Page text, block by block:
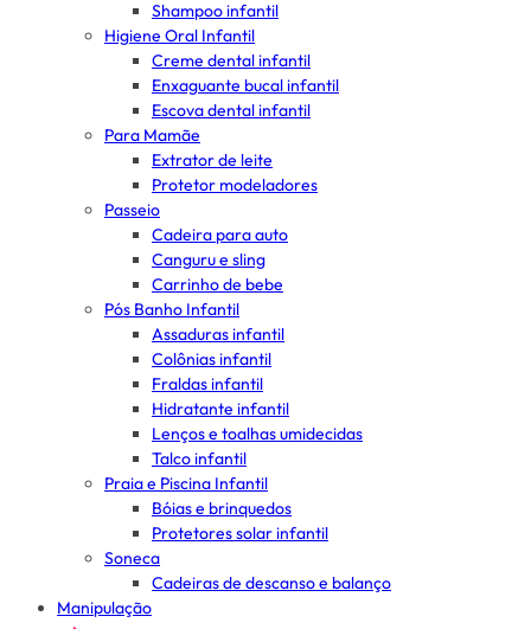
Shampoo infantil
Higiene Oral Infantil
Creme dental infantil
Enxaguante bucal infantil
Escova dental infantil
Para Mamãe
Extrator de leite
Protetor modeladores
Passeio
Cadeira para auto
Canguru e sling
Carrinho de bebe
Pós Banho Infantil
Assaduras infantil
Colônias infantil
Fraldas infantil
Hidratante infantil
Lenços e toalhas umidecidas
Talco infantil
Praia e Piscina Infantil
Bóias e brinquedos
Protetores solar infantil
Soneca
Cadeiras de descanso e balanço
Manipulação